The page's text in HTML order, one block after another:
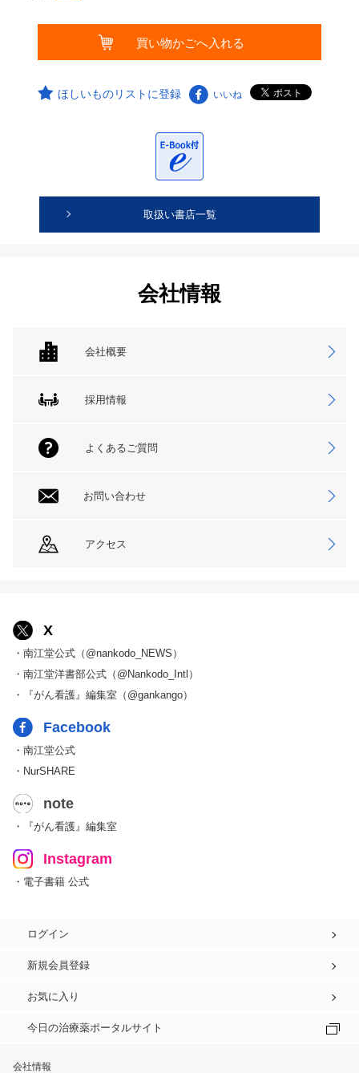
ほしいものリストに登録 いいね
取扱い書店一覧
会社情報
会社概要
採用情報
よくあるご質問
お問い合わせ
アクセス
X
・南江堂公式（@nankodo_NEWS）
・南江堂洋書部公式（@Nankodo_Intl）
・『がん看護』編集室（@gankango）
Facebook
・南江堂公式
・NurSHARE
note
・『がん看護』編集室
Instagram
・電子書籍 公式
ログイン
新規会員登録
お気に入り
今日の治療薬ポータルサイト
会社情報